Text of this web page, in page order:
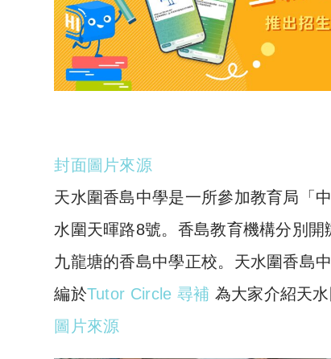
封面圖片來源
天水圍香島中學是一所參加教育局「
水圍天暉路8號。香島教育機構分別
九龍塘的香島中學正校。天水圍香島
編於Tutor Circle 尋補 為大家介紹天水
圖片來源